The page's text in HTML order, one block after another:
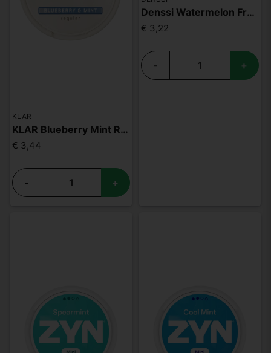
KLAR
KLAR Blueberry Mint Regular Mini
€ 3,44
- +
Denssi Watermelon Freeze 8mg
€ 3,22
- +